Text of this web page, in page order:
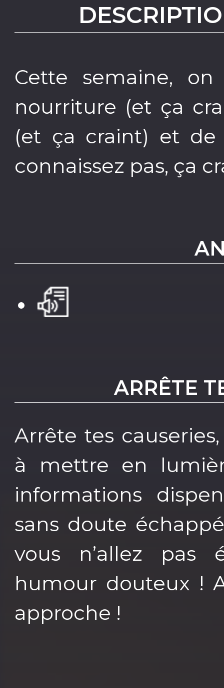
Cette semaine,
nourriture (et ça
(et ça craint) et de
connaissez pas, ça
ARRÊTE
Arrête tes
à mettre en
informations
sans doute
vous n’allez pas
humour douteux !
approche !